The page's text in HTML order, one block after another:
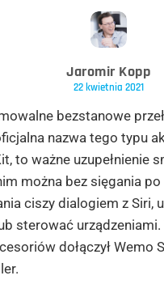
Jaromir Kopp
22 kwietnia 2021
bezstanowe
nazwa tego typu
to ważne uzupełnienie
można bez sięgania po
ciszy dialogiem z Siri,
sterować urządzeniami.
dołączył Wemo